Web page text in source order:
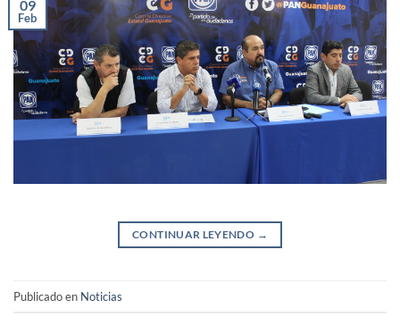
09
Feb
CONTINUAR LEYENDO →
Publicado en Noticias